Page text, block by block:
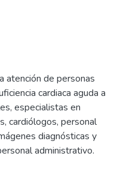
atención de personas
cardiaca aguda a
especialistas en
cardiólogos, personal
diagnósticas y
administrativo.